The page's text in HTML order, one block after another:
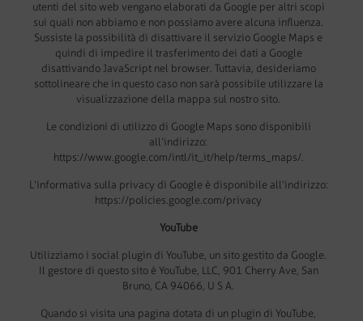
utenti del sito web vengano elaborati da Google per altri scopi
sui quali non abbiamo e non possiamo avere alcuna influenza.
Sussiste la possibilità di disattivare il servizio Google Maps e
quindi di impedire il trasferimento dei dati a Google
disattivando JavaScript nel browser. Tuttavia, desideriamo
sottolineare che in questo caso non sarà possibile utilizzare la
visualizzazione della mappa sul nostro sito.
Le condizioni di utilizzo di Google Maps sono disponibili
all’indirizzo:
https://www.google.com/intl/it_it/help/terms_maps/.
L’informativa sulla privacy di Google è disponibile all’indirizzo:
https://policies.google.com/privacy
YouTube
Utilizziamo i social plugin di YouTube, un sito gestito da Google.
Il gestore di questo sito è YouTube, LLC, 901 Cherry Ave, San
Bruno, CA 94066, U S A.
Quando si visita una pagina dotata di un plugin di YouTube,